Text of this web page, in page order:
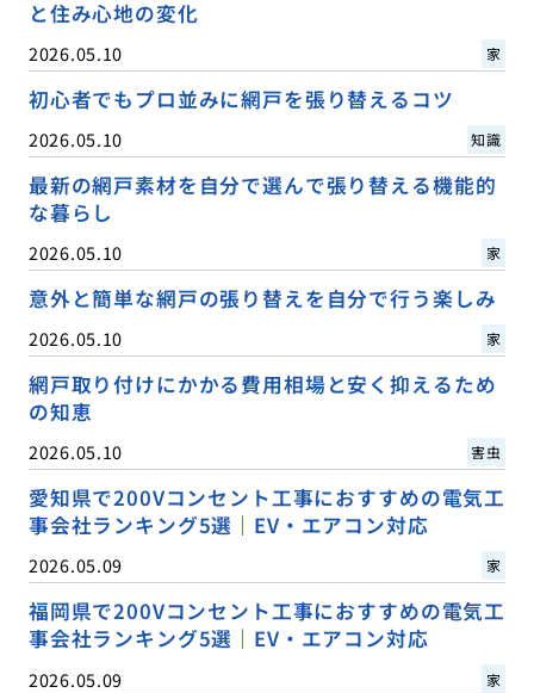
と住み心地の変化
2026.05.10 家
初心者でもプロ並みに網戸を張り替えるコツ
2026.05.10 知識
最新の網戸素材を自分で選んで張り替える機能的
な暮らし
2026.05.10 家
意外と簡単な網戸の張り替えを自分で行う楽しみ
2026.05.10 家
網戸取り付けにかかる費用相場と安く抑えるため
の知恵
2026.05.10 害虫
愛知県で200Vコンセント工事におすすめの電気工
事会社ランキング5選｜EV・エアコン対応
2026.05.09 家
福岡県で200Vコンセント工事におすすめの電気工
事会社ランキング5選｜EV・エアコン対応
2026.05.09 家